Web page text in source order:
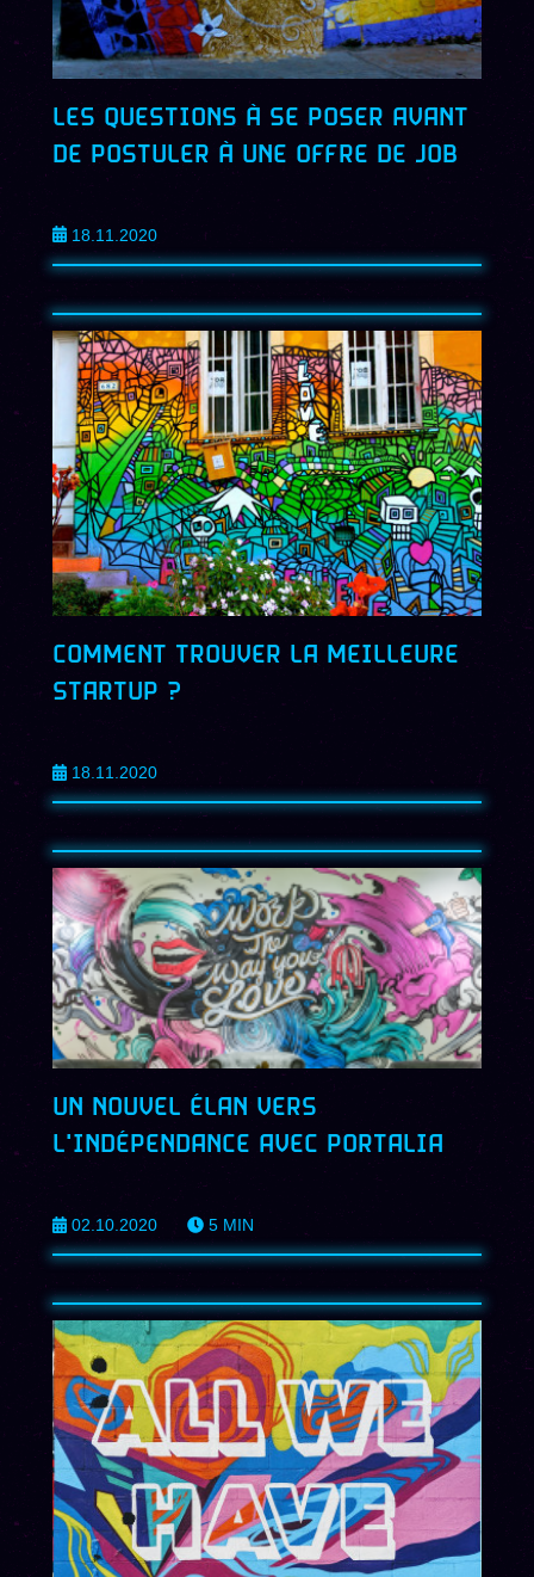
LES QUESTIONS À SE POSER AVANT
DE POSTULER À UNE OFFRE DE JOB
18.11.2020
COMMENT TROUVER LA MEILLEURE
STARTUP ?
18.11.2020
UN NOUVEL ÉLAN VERS
L'INDÉPENDANCE AVEC PORTALIA
02.10.2020 5 MIN